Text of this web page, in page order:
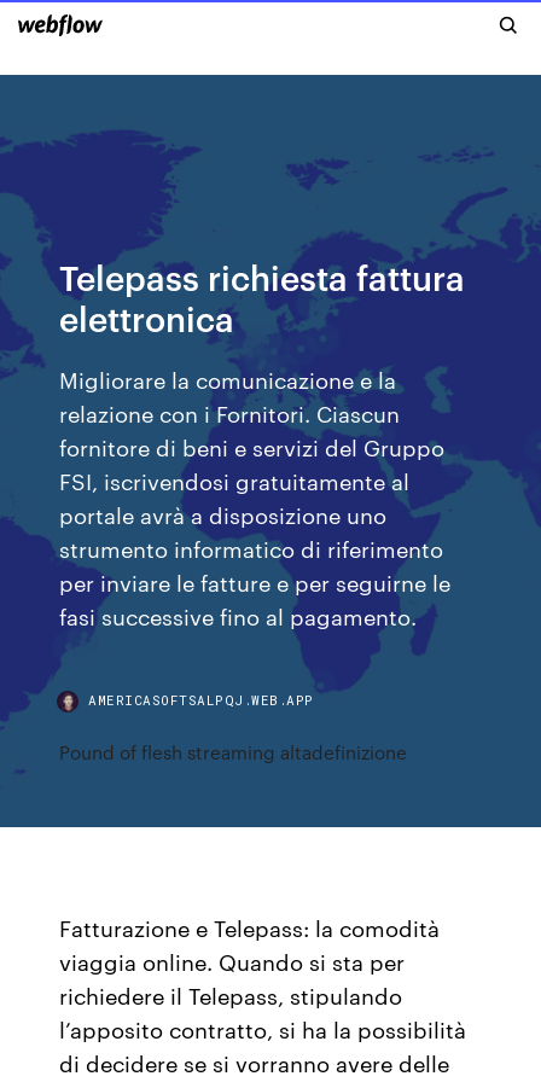
Telepass richiesta fattura
elettronica
Migliorare la comunicazione e la
relazione con i Fornitori. Ciascun
fornitore di beni e servizi del Gruppo
FSI, iscrivendosi gratuitamente al
portale avrà a disposizione uno
strumento informatico di riferimento
per inviare le fatture e per seguirne le
fasi successive fino al pagamento.
AMERICASOFTSALPQJ.WEB.APP
Pound of flesh streaming altadefinizione
Fatturazione e Telepass: la comodità
viaggia online. Quando si sta per
richiedere il Telepass, stipulando
l’apposito contratto, si ha la possibilità
di decidere se si vorranno avere delle